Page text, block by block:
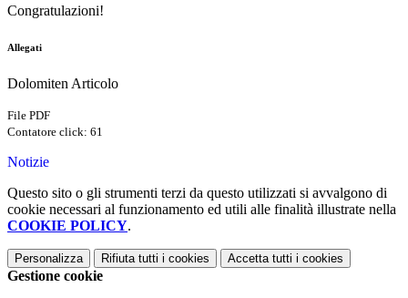
Congratulazioni!
Allegati
Dolomiten Articolo
File PDF
Contatore click: 61
Notizie
Questo sito o gli strumenti terzi da questo utilizzati si avvalgono di
cookie necessari al funzionamento ed utili alle finalità illustrate nella
COOKIE POLICY.
Personalizza Rifiuta tutti i cookies Accetta tutti i cookies
Gestione cookie